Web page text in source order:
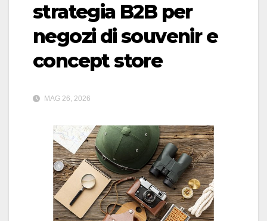
strategia B2B per
negozi di souvenir e
concept store
MAG 26, 2026